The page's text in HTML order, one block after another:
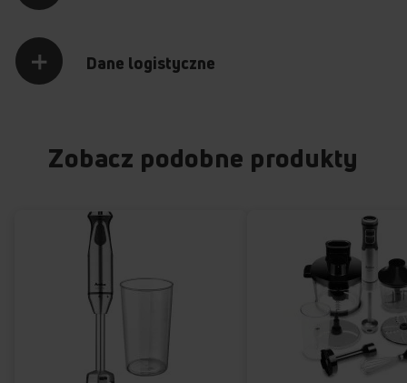
Dane logistyczne
Zobacz podobne produkty